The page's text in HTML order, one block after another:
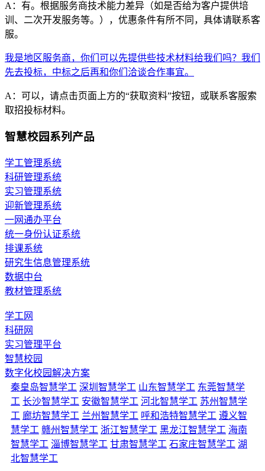
A：有。根据服务商技术能力差异（如是否给为客户提供培
训、二次开发服务等。），优惠条件有所不同，具体请联系客
服。
我是地区服务商，你们可以先提供些技术材料给我们吗？我们
先去投标，中标之后再和你们洽谈合作事宜。
A：可以，请点击页面上方的“获取资料”按钮，或联系客服索
取招投标材料。
智慧校园系列产品
学工管理系统
科研管理系统
实习管理系统
迎新管理系统
一网通办平台
统一身份认证系统
排课系统
研究生信息管理系统
数据中台
教材管理系统
学工网
科研网
实习管理平台
智慧校园
数字化校园解决方案
秦皇岛智慧学工 深圳智慧学工 山东智慧学工 东莞智慧学
工 长沙智慧学工 安徽智慧学工 河北智慧学工 苏州智慧学
工 廊坊智慧学工 兰州智慧学工 呼和浩特智慧学工 遵义智
慧学工 赣州智慧学工 浙江智慧学工 黑龙江智慧学工 海南
智慧学工 淄博智慧学工 甘肃智慧学工 石家庄智慧学工 湖
北智慧学工